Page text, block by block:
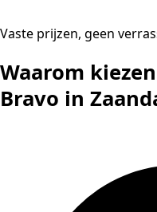
Vaste prijzen, geen
Waarom
Bravo in